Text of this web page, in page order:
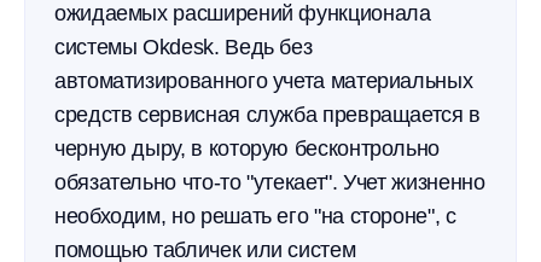
ожидаемых расширений функционала
системы Okdesk. Ведь без
автоматизированного учета материальных
средств сервисная служба превращается в
черную дыру, в которую бесконтрольно
обязательно что-то "утекает". Учет жизненно
необходим, но решать его "на стороне", с
помощью табличек или систем